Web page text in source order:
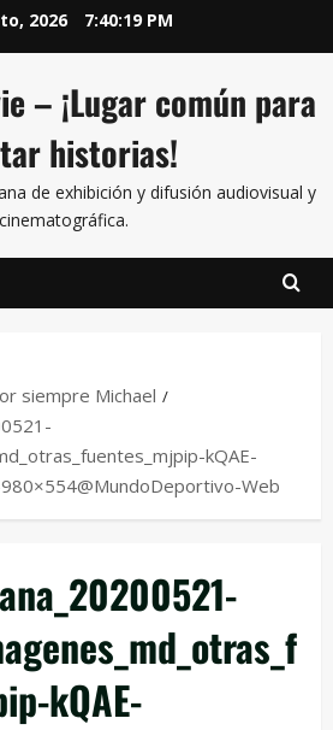
2026 7:40:20 PM
– ¡Lugar común para
historias!
de exhibición y difusión audiovisual y
cinematográfica.
siempre Michael
kQAE-
Web
kQAE-